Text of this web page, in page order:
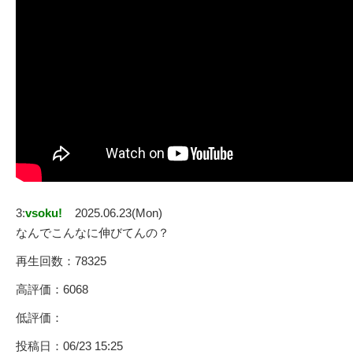
3:vsoku!
2025.06.23(Mon)
なんでこんなに伸びてんの？
再生回数：78325
高評価：6068
低評価：
投稿日：06/23 15:25